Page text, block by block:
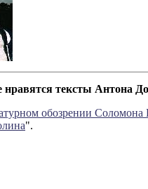
тексты Антона
обозрении
".